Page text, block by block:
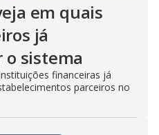
em quais
já
o sistema
financeiras já
parceiros no